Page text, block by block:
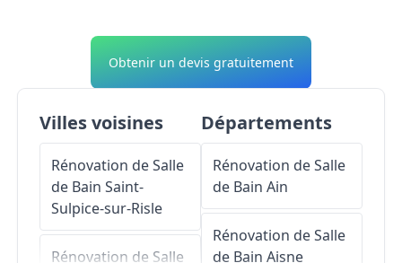
Obtenir un devis gratuitement
Villes voisines
Rénovation de Salle
de Bain Saint-
Sulpice-sur-Risle
Rénovation de Salle
Départements
Rénovation de Salle
de Bain Ain
Rénovation de Salle
de Bain Aisne